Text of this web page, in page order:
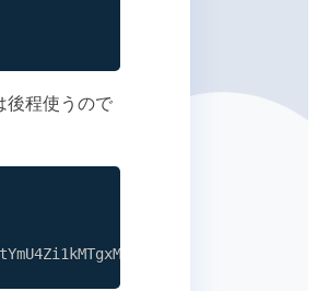
後程使うので